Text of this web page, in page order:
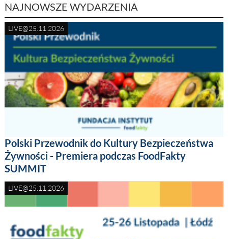
NAJNOWSZE WYDARZENIA
LIVE@25.11.2026
Polski Przewodnik do Kultury Bezpieczeństwa
Żywności - Premiera podczas FoodFakty
SUMMIT
LIVE@25.11.2026